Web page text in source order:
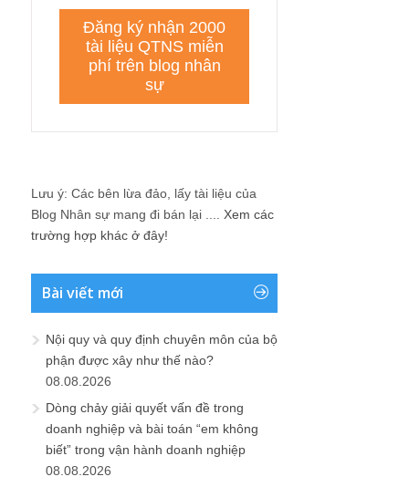
Lưu ý: Các bên lừa đảo, lấy tài liệu của
Blog Nhân sự mang đi bán lại .... Xem các
trường hợp khác ở đây!
Bài viết mới
Nội quy và quy định chuyên môn của bộ
phận được xây như thế nào?
08.08.2026
Dòng chảy giải quyết vấn đề trong
doanh nghiệp và bài toán “em không
biết” trong vận hành doanh nghiệp
08.08.2026